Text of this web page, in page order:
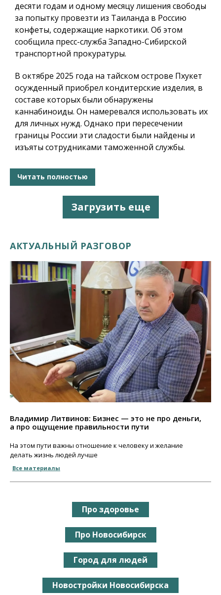
десяти годам и одному месяцу лишения свободы
за попытку провезти из Таиланда в Россию
конфеты, содержащие наркотики. Об этом
сообщила пресс-служба Западно-Сибирской
транспортной прокуратуры.
В октябре 2025 года на тайском острове Пхукет
осужденный приобрел кондитерские изделия, в
составе которых были обнаружены
каннабиноиды. Он намеревался использовать их
для личных нужд. Однако при пересечении
границы России эти сладости были найдены и
изъяты сотрудниками таможенной службы.
Читать полностью
Загрузить еще
АКТУАЛЬНЫЙ РАЗГОВОР
Владимир Литвинов: Бизнес — это не про деньги,
а про ощущение правильности пути
На этом пути важны отношение к человеку и желание
делать жизнь людей лучше
Все материалы
Про здоровье
Про Новосибирск
Город для людей
Новостройки Новосибирска